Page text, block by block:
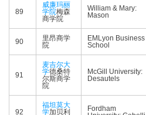
89
威廉玛丽
学院梅森
商学院
William & Mary:
Mason
90
里昂商学
院
EMLyon Business
School
91
麦吉尔大
学德桑特
尔斯商学
院
McGill University:
Desautels
92
福坦莫大
学加贝利
Fordham